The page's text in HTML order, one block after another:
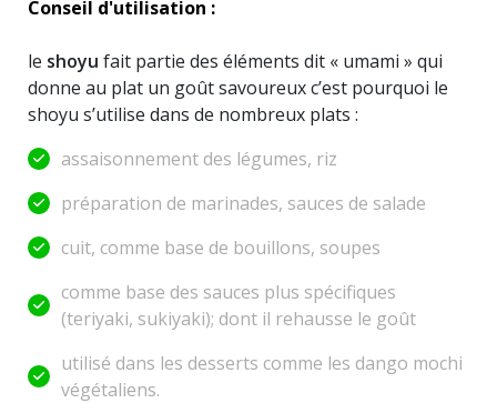
Conseil d'utilisation :
le shoyu fait partie des éléments dit « umami » qui
donne au plat un goût savoureux c’est pourquoi le
shoyu s’utilise dans de nombreux plats :
assaisonnement des légumes, riz
préparation de marinades, sauces de salade
cuit, comme base de bouillons, soupes
comme base des sauces plus spécifiques
(teriyaki, sukiyaki); dont il rehausse le goût
utilisé dans les desserts comme les dango mochi
végétaliens.